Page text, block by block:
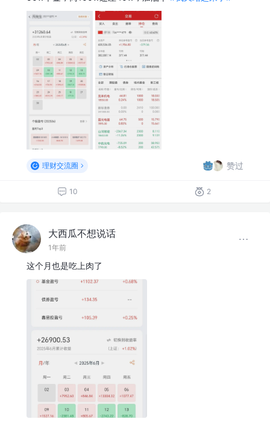
理财交流圈 赞过
10 2
大西瓜不想说话
1年前
这个月也是吃上肉了